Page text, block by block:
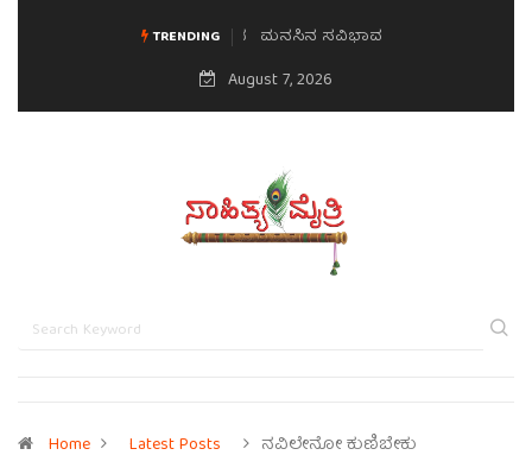
TRENDING ಮನಸಿನ ಸವಿಭಾವ
August 7, 2026
Home Latest Posts ನವಿಲೇನೋ ಕುಣಿಬೇಕು